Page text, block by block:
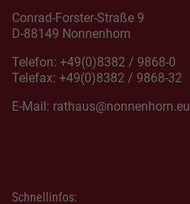
Conrad-Forster-Straße 9
D-88149 Nonnenhorn
Telefon: +49(0)8382 / 9868-0
Telefax: +49(0)8382 / 9868-32
E-Mail: rathaus@nonnenhorn.eu
Schnellinfos: